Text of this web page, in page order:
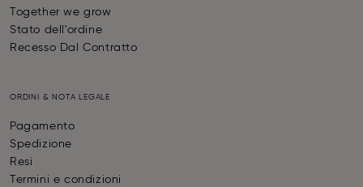
Together we grow
Stato dell'ordine
Recesso Dal Contratto
ORDINI & NOTA LEGALE
Pagamento
Spedizione
Resi
Termini e condizioni